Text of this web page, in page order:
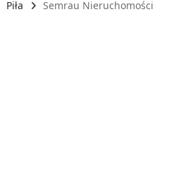
Piła Semrau Nieruchomości